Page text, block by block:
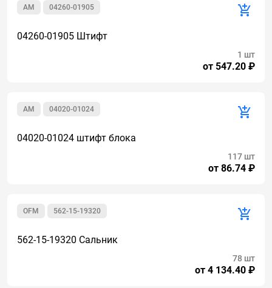
04260-01905
AM
04260-01905 Штифт
от 547.20 ₽
1 шт
04020-01024
AM
04020-01024 штифт блока
от 86.74 ₽
117 шт
562-15-19320
OFM
562-15-19320 Сальник
от 4 134.40 ₽
78 шт